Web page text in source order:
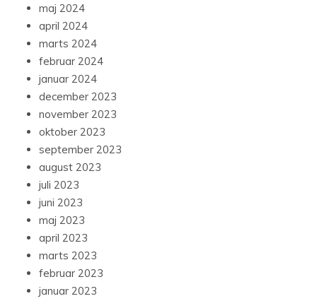
maj 2024
april 2024
marts 2024
februar 2024
januar 2024
december 2023
november 2023
oktober 2023
september 2023
august 2023
juli 2023
juni 2023
maj 2023
april 2023
marts 2023
februar 2023
januar 2023